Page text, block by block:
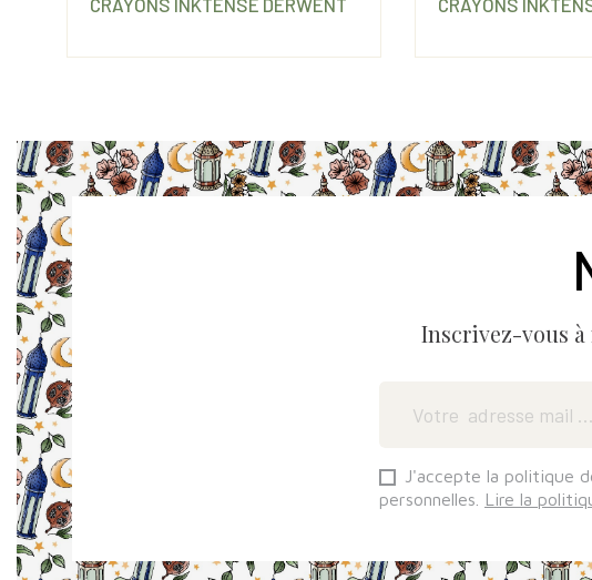
CRAYONS INKTENSE DERWENT CRAYONS
Inscrivez-vous
J'accepte la politique
personnelles.
Lire la